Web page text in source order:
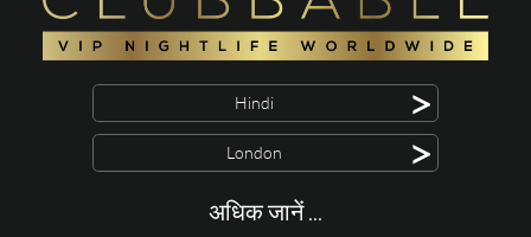
Hindi >
London >
अधिक जानें ...